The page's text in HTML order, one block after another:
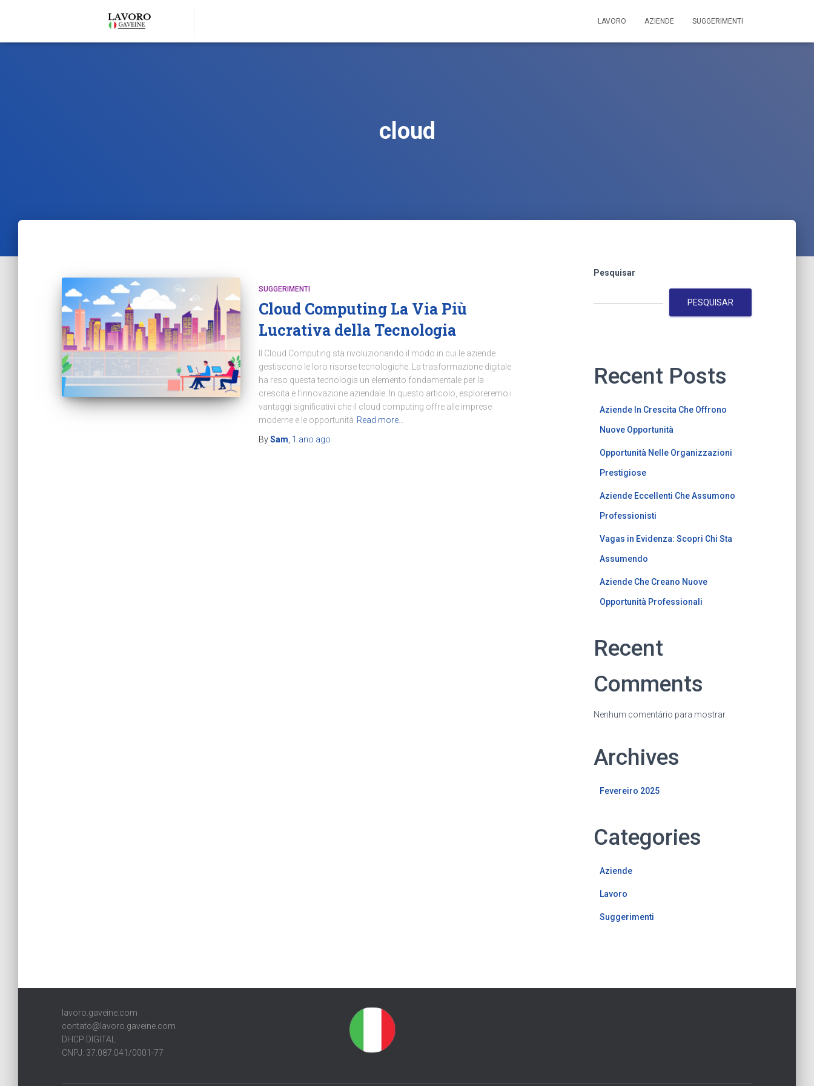
LAVORO AZIENDE SUGGERIMENTI
cloud
SUGGERIMENTI
Cloud Computing La Via Più
Lucrativa della Tecnologia
Il Cloud Computing sta rivoluzionando il modo in cui le aziende
gestiscono le loro risorse tecnologiche. La trasformazione digitale
ha reso questa tecnologia un elemento fondamentale per la
crescita e l’innovazione aziendale. In questo articolo, esploreremo i
vantaggi significativi che il cloud computing offre alle imprese
moderne e le opportunità Read more…
BySam 1 ano ago
Pesquisar
PESQUISAR
Recent Posts
Aziende In Crescita Che Offrono
Nuove Opportunità
Opportunità Nelle Organizzazioni
Prestigiose
Aziende Eccellenti Che Assumono
Professionisti
Vagas in Evidenza: Scopri Chi Sta
Assumendo
Aziende Che Creano Nuove
Opportunità Professionali
Recent
Comments
Nenhum comentário para mostrar.
Archives
Fevereiro 2025
Categories
Aziende
Lavoro
Suggerimenti
lavoro.gaveine.com
contato@lavoro.gaveine.com
DHCP DIGITAL
CNPJ: 37.087.041/0001-77